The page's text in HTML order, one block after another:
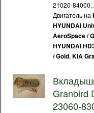
21020-84000,
Двигатель на
HYUNDAI
AeroSpace /
HYUNDAI
/ Gold, KIA
Granbird
23060-